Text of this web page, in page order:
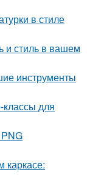
в стиле
и стиль в вашем
инструменты
классы для
каркасе: